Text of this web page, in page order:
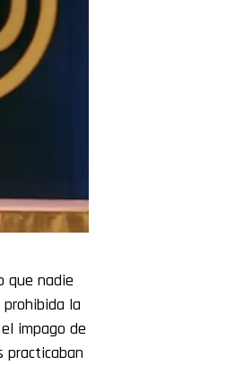
que nadie
la
impago de
practicaban